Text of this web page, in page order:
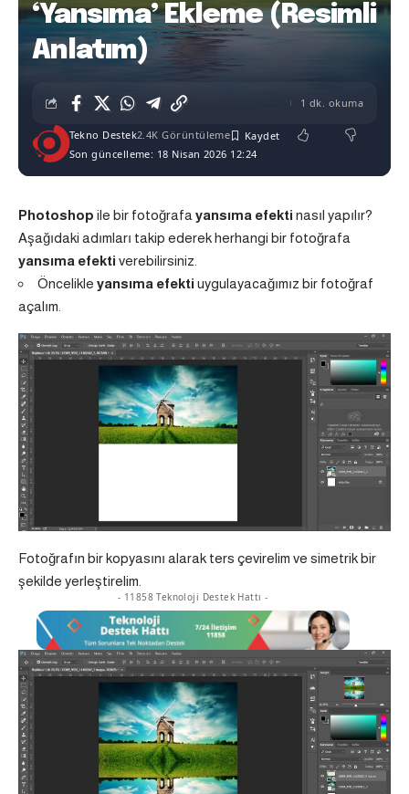
‘Yansıma’ Ekleme (Resimli
Anlatım)
Son güncelleme: 18 Nisan 2026 12:24
Tekno Destek2.4K Görüntüleme
1 dk. okuma
Photoshop ile bir fotoğrafa yansıma efekti nasıl yapılır?
Aşağıdaki adımları takip ederek herhangi bir fotoğrafa
yansıma efekti verebilirsiniz.
Öncelikle yansıma efekti uygulayacağımız bir fotoğraf
açalım.
Fotoğrafın bir kopyasını alarak ters çevirelim ve simetrik bir
şekilde yerleştirelim.
- 11858 Teknoloji Destek Hattı -